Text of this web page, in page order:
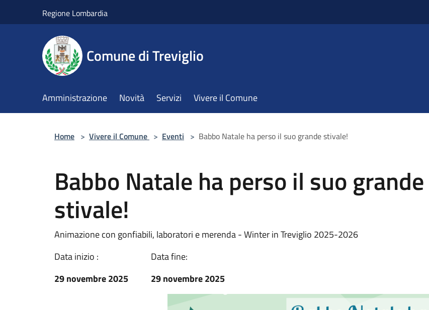
Regione Lombardia
Comune di Treviglio
Amministrazione Novità Servizi Vivere il Comune
Home > Vivere il Comune > Eventi > Babbo Natale ha perso il suo grande stivale!
Babbo Natale ha perso il suo grande
stivale!
Animazione con gonfiabili, laboratori e merenda - Winter in Treviglio 2025-2026
Data inizio :
29 novembre 2025
Data fine:
29 novembre 2025